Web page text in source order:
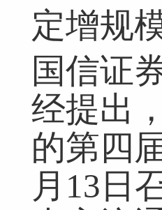
定增规
国信证
经提出
的第四
月13日